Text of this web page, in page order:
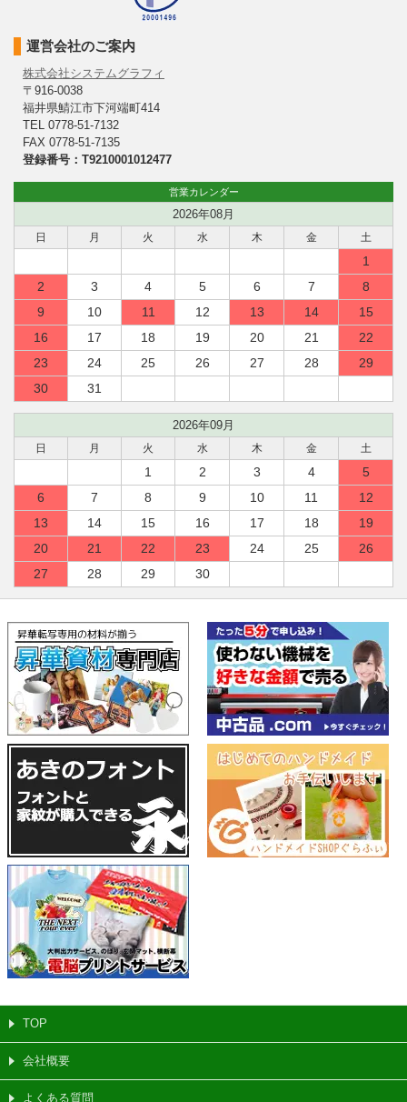
運営会社のご案内
株式会社システムグラフィ
〒916-0038
福井県鯖江市下河端町414
TEL 0778-51-7132
FAX 0778-51-7135
登録番号：T9210001012477
営業カレンダー
2026年08月
日 月 火 水 木 金 土
1
2
3 4 5 6 7
8
9
10 11 12 13 14
15
16
17 18 19 20 21
22
23
24 25 26 27 28
29
30
31
2026年09月
日 月 火 水 木 金 土
1 2 3 4
5
6
7 8 9 10 11
12
13
14 15 16 17 18
19
20
21 22 23 24 25
26
27
28 29 30
TOP
会社概要
よくある質問